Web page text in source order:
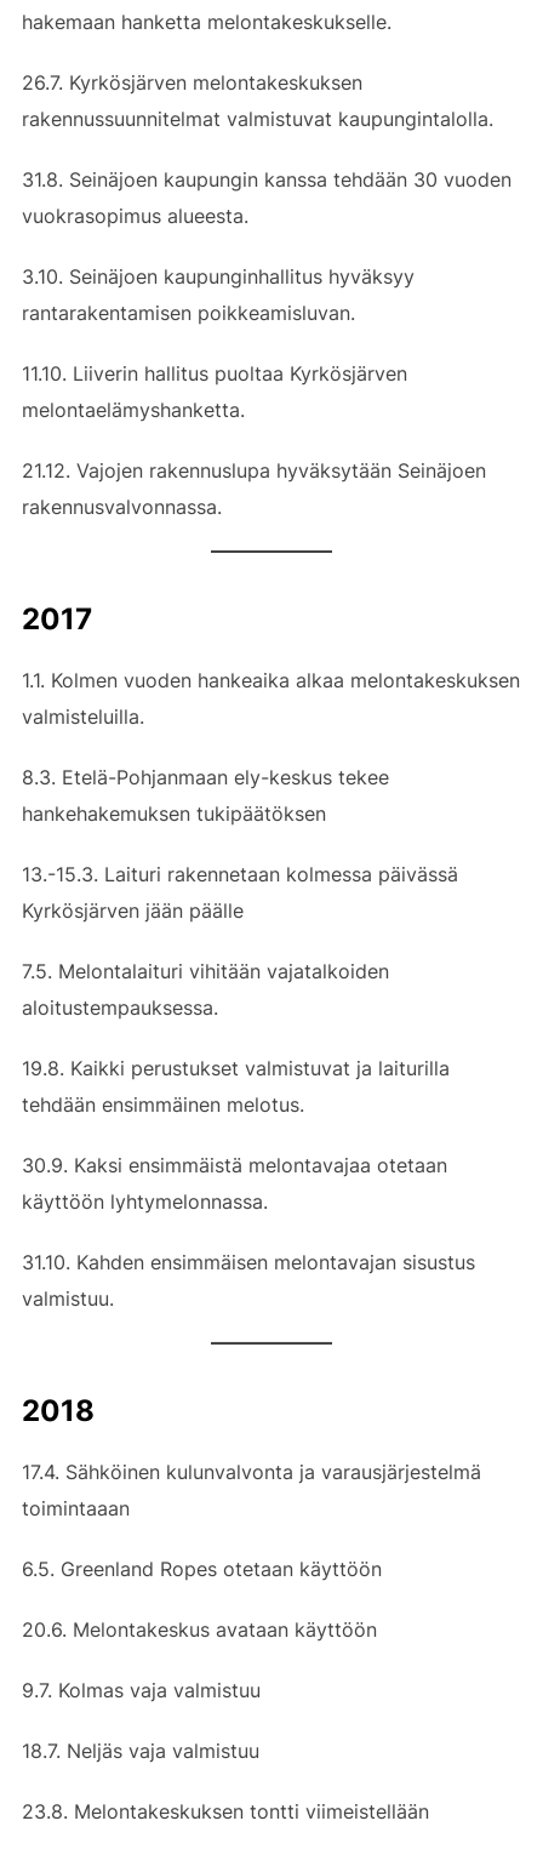
hakemaan hanketta melontakeskukselle.
26.7. Kyrkösjärven melontakeskuksen
rakennussuunnitelmat valmistuvat kaupungintalolla.
31.8. Seinäjoen kaupungin kanssa tehdään 30 vuoden
vuokrasopimus alueesta.
3.10. Seinäjoen kaupunginhallitus hyväksyy
rantarakentamisen poikkeamisluvan.
11.10. Liiverin hallitus puoltaa Kyrkösjärven
melontaelämyshanketta.
21.12. Vajojen rakennuslupa hyväksytään Seinäjoen
rakennusvalvonnassa.
2017
1.1. Kolmen vuoden hankeaika alkaa melontakeskuksen
valmisteluilla.
8.3. Etelä-Pohjanmaan ely-keskus tekee
hankehakemuksen tukipäätöksen
13.-15.3. Laituri rakennetaan kolmessa päivässä
Kyrkösjärven jään päälle
7.5. Melontalaituri vihitään vajatalkoiden
aloitustempauksessa.
19.8. Kaikki perustukset valmistuvat ja laiturilla
tehdään ensimmäinen melotus.
30.9. Kaksi ensimmäistä melontavajaa otetaan
käyttöön lyhtymelonnassa.
31.10. Kahden ensimmäisen melontavajan sisustus
valmistuu.
2018
17.4. Sähköinen kulunvalvonta ja varausjärjestelmä
toimintaaan
6.5. Greenland Ropes otetaan käyttöön
20.6. Melontakeskus avataan käyttöön
9.7. Kolmas vaja valmistuu
18.7. Neljäs vaja valmistuu
23.8. Melontakeskuksen tontti viimeistellään